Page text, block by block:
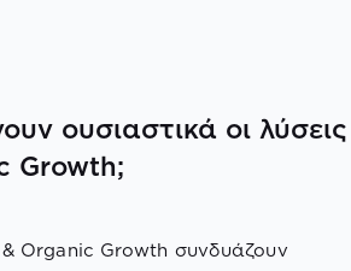
ουσιαστικά οι λύσεις
Growth;
& Organic Growth συνδυάζουν